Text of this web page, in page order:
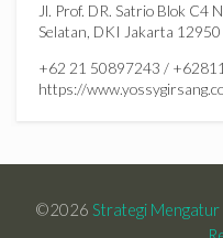
Jl. Prof. DR. Satrio Blok C4
Selatan, DKI Jakarta 12950
+62 21 50897243 /
https://
©2026 Strategi Mengatur